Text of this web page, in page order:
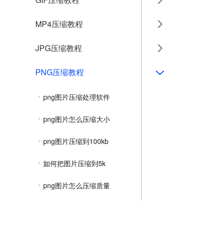
MP4压缩教程
JPG压缩教程
PNG压缩教程
png图片压缩处理软件
png图片怎么压缩大小
png图片压缩到100kb
如何把图片压缩到5k
png图片怎么压缩质量